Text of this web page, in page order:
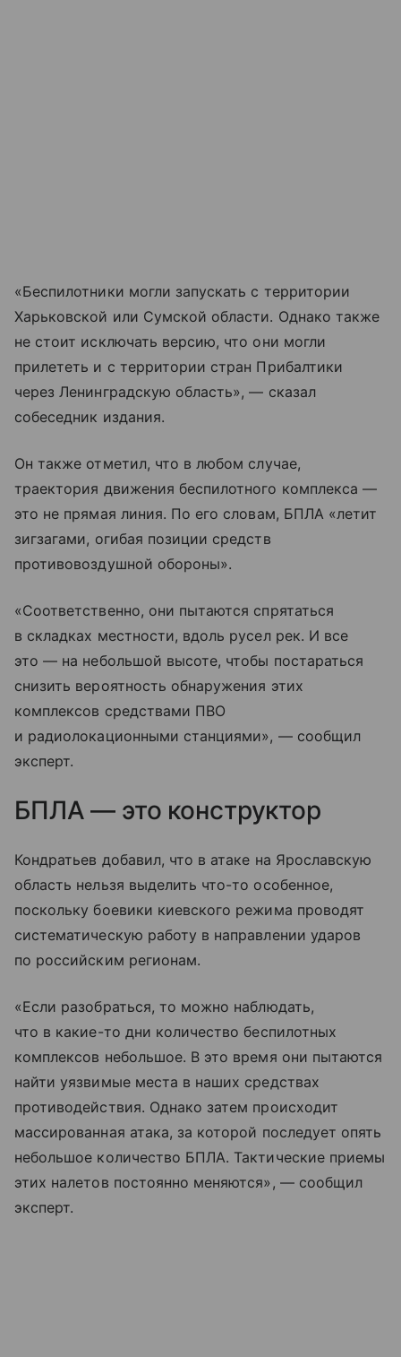
«Беспилотники могли запускать с территории
Харьковской или Сумской области. Однако также
не стоит исключать версию, что они могли
прилететь и с территории стран Прибалтики
через Ленинградскую область», — сказал
собеседник издания.
Он также отметил, что в любом случае,
траектория движения беспилотного комплекса —
это не прямая линия. По его словам, БПЛА «летит
зигзагами, огибая позиции средств
противовоздушной обороны».
«Соответственно, они пытаются спрятаться
в складках местности, вдоль русел рек. И все
это — на небольшой высоте, чтобы постараться
снизить вероятность обнаружения этих
комплексов средствами ПВО
и радиолокационными станциями», — сообщил
эксперт.
БПЛА — это конструктор
Кондратьев добавил, что в атаке на Ярославскую
область нельзя выделить что-то особенное,
поскольку боевики киевского режима проводят
систематическую работу в направлении ударов
по российским регионам.
«Если разобраться, то можно наблюдать,
что в какие-то дни количество беспилотных
комплексов небольшое. В это время они пытаются
найти уязвимые места в наших средствах
противодействия. Однако затем происходит
массированная атака, за которой последует опять
небольшое количество БПЛА. Тактические приемы
этих налетов постоянно меняются», — сообщил
эксперт.